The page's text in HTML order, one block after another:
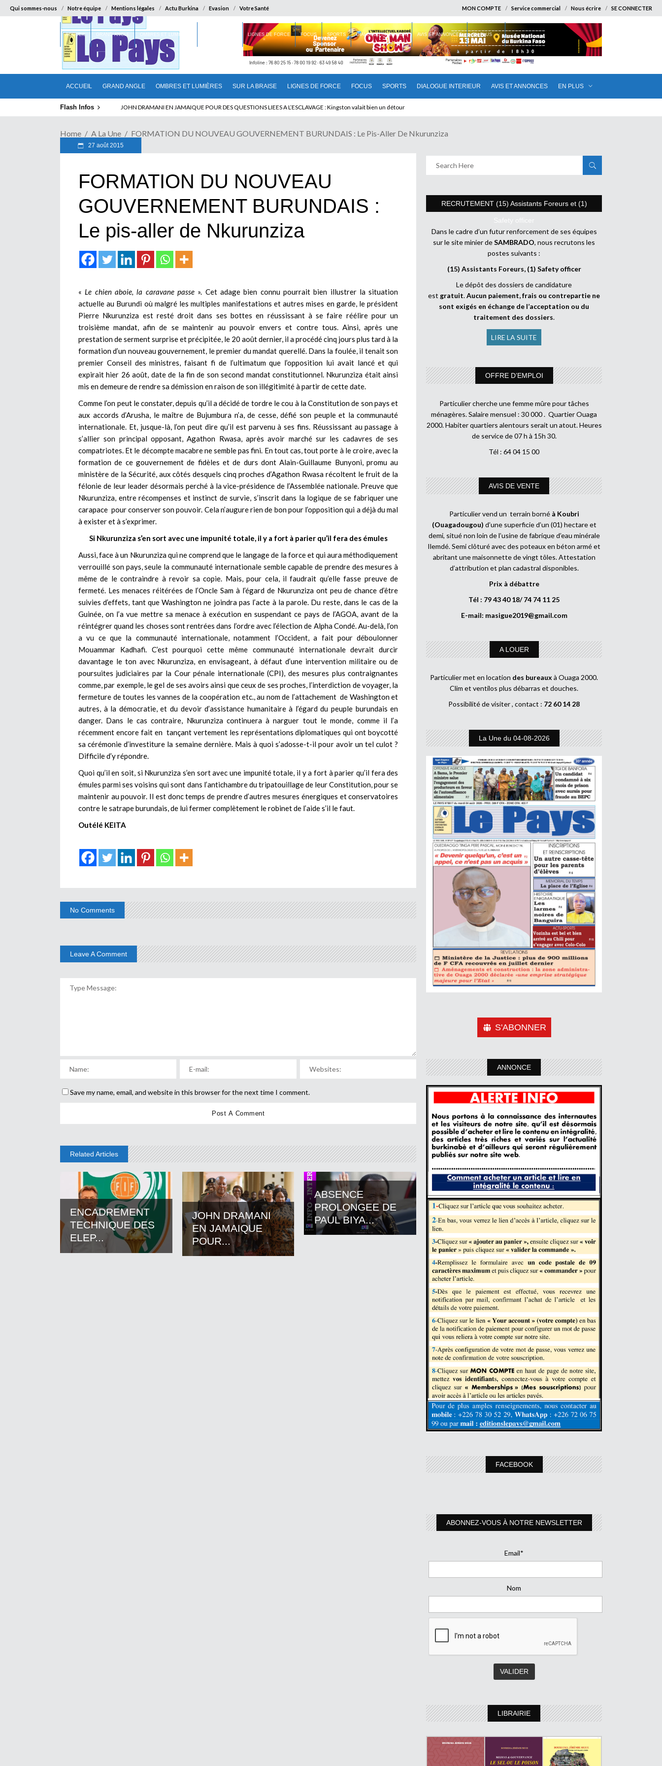
Qui sommes-nous Notre équipe Mentions légales Actu Burkina Evasion Votre Santé MON COMPTE Service commercial Nous écrire SE CONNECTER
ACCUEIL GRAND ANGLE OMBRES ET LUMIÈRES SUR LA BRAISE LIGNES DE FORCE FOCUS SPORTS DIALOGUE INTERIEUR AVIS ET ANNONCES EN PLUS
ACCUEIL GRAND ANGLE OMBRES ET LUMIÈRES LIGNES DE FORCE FOCUS SPORTS DIALOGUE INTERIEUR AVIS ET ANNONCES EN PLUS
Flash Infos JOHN DRAMANI EN JAMAIQUE POUR DES QUESTIONS LIEES A L’ESCLAVAGE : Kingston valait bien un détour
ABSENCE PROLONGEE DE PAUL BIYA DU CAMEROUN : Qui pilote le Cameroun ?
Home A La Une FORMATION DU NOUVEAU GOUVERNEMENT BURUNDAIS : Le Pis-Aller De Nkurunziza
27 août 2015
FORMATION DU NOUVEAU
GOUVERNEMENT BURUNDAIS :
Le pis-aller de Nkurunziza
« Le chien aboie, la caravane passe». Cet adage bien connu pourrait bien illustrer la situation
actuelle au Burundi où malgré les multiples manifestations et autres mises en garde, le président
Pierre Nkurunziza est resté droit dans ses bottes en réussissant à se faire réélire pour un
troisième mandat, afin de se maintenir au pouvoir envers et contre tous. Ainsi, après une
prestation de serment surprise et précipitée, le 20 août dernier, il a procédé cinq jours plus tard à la
formation d’un nouveau gouvernement, le premier du mandat querellé. Dans la foulée, il tenait son
premier Conseil des ministres, faisant fi de l’ultimatum que l’opposition lui avait lancé et qui
expirait hier 26 août, date de la fin de son second mandat constitutionnel. Nkurunziza était ainsi
mis en demeure de rendre sa démission en raison de son illégitimité à partir de cette date.
Comme l’on peut le constater, depuis qu’il a décidé de tordre le cou à la Constitution de son pays et
aux accords d’Arusha, le maître de Bujumbura n’a, de cesse, défié son peuple et la communauté
internationale. Et, jusque-là, l’on peut dire qu’il est parvenu à ses fins. Réussissant au passage à
s’allier son principal opposant, Agathon Rwasa, après avoir marché sur les cadavres de ses
compatriotes. Et le décompte macabre ne semble pas fini. En tout cas, tout porte à le croire, avec la
formation de ce gouvernement de fidèles et de durs dont Alain-Guillaume Bunyoni, promu au
ministère de la Sécurité, aux côtés desquels cinq proches d’Agathon Rwasa récoltent le fruit de la
félonie de leur leader désormais perché à la vice-présidence de l’Assemblée nationale. Preuve que
Nkurunziza, entre récompenses et instinct de survie, s’inscrit dans la logique de se fabriquer une
carapace pour conserver son pouvoir. Cela n’augure rien de bon pour l’opposition qui a déjà du mal
à exister et à s’exprimer.
Si Nkurunziza s’en sort avec une impunité totale, il y a fort à parier qu’il fera des émules
Aussi, face à un Nkurunziza qui ne comprend que le langage de la force et qui aura méthodiquement
verrouillé son pays, seule la communauté internationale semble capable de prendre des mesures à
même de le contraindre à revoir sa copie. Mais, pour cela, il faudrait qu’elle fasse preuve de
fermeté. Les menaces réitérées de l’Oncle Sam à l’égard de Nkurunziza ont peu de chance d’être
suivies d’effets, tant que Washington ne joindra pas l’acte à la parole. Du reste, dans le cas de la
Guinée, on l’a vue mettre sa menace à exécution en suspendant ce pays de l’AGOA, avant de la
réintégrer quand les choses sont rentrées dans l’ordre avec l’élection de Alpha Condé. Au-delà, l’on
a vu ce que la communauté internationale, notamment l’Occident, a fait pour déboulonner
Mouammar Kadhafi. C’est pourquoi cette même communauté internationale devrait durcir
davantage le ton avec Nkurunziza, en envisageant, à défaut d’une intervention militaire ou de
poursuites judiciaires par la Cour pénale internationale (CPI), des mesures plus contraignantes
comme, par exemple, le gel de ses avoirs ainsi que ceux de ses proches, l’interdiction de voyager, la
fermeture de toutes les vannes de la coopération etc., au nom de l’attachement de Washington et
autres, à la démocratie, et du devoir d’assistance humanitaire à l’égard du peuple burundais en
danger. Dans le cas contraire, Nkurunziza continuera à narguer tout le monde, comme il l’a
récemment encore fait en tançant vertement les représentations diplomatiques qui ont boycotté
sa cérémonie d’investiture la semaine dernière. Mais à quoi s’adosse-t-il pour avoir un tel culot ?
Difficile d’y répondre.
Quoi qu’il en soit, si Nkurunziza s’en sort avec une impunité totale, il y a fort à parier qu’il fera des
émules parmi ses voisins qui sont dans l’antichambre du tripatouillage de leur Constitution, pour se
maintenir au pouvoir. Il est donc temps de prendre d’autres mesures énergiques et conservatoires
contre le satrape burundais, de lui fermer complètement le robinet de l’aide s’il le faut.
Outélé KEITA
No Comments
Leave A Comment
Save my name, email, and website in this browser for the next time I comment.
Related Articles
ENCADREMENT
TECHNIQUE DES
ELEP...
JOHN DRAMANI
EN JAMAIQUE
POUR...
ABSENCE
PROLONGEE DE
PAUL BIYA...
RECRUTEMENT (15) Assistants Foreurs et (1)
Safety officer
Dans le cadre d’un futur renforcement de ses équipes
sur le site minier deSAMBRADO, nous recrutons les
postes suivants :
(15) Assistants Foreurs, (1) Safety officer
Le dépôt des dossiers de candidature
est gratuit.Aucun paiement, frais ou contrepartie ne
sont exigés en échange de l’acceptation ou du
traitement des dossiers.
LIRE LA SUITE
OFFRE D’EMPLOI
Particulier cherche une femme mûre pour tâches
ménagères. Salaire mensuel : 30 000 . Quartier Ouaga
2000. Habiter quartiers alentours serait un atout. Heures
de service de 07 h à 15h 30.
Tél : 64 04 15 00
AVIS DE VENTE
Particulier vend un terrain borné à Koubri
(Ouagadougou) d’une superficie d’un (01) hectare et
demi, situé non loin de l’usine de fabrique d’eau minérale
Ilemdé. Semi clôturé avec des poteaux en béton armé et
abritant une maisonnette de vingt tôles. Attestation
d’attribution et plan cadastral disponibles.
Prix à débattre
Tél : 79 43 40 18/ 74 74 11 25
E-mail: masigue2019@gmail.com
A LOUER
Particulier met en location des bureaux à Ouaga 2000.
Clim et ventilos plus débarras et douches.
Possibilité de visiter , contact : 72 60 14 28
La Une du 04-08-2026
S'ABONNER
ANNONCE
FACEBOOK
ABONNEZ-VOUS À NOTRE NEWSLETTER
Email*
Nom
LIBRAIRIE